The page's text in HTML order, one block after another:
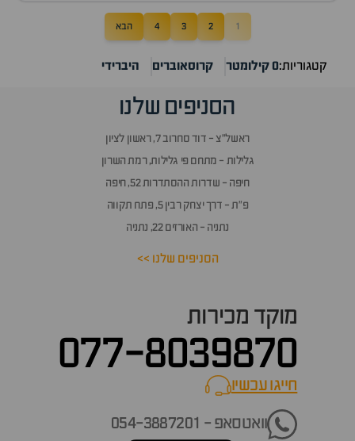
1
2
3
4 הבא
קטגוריות:0 קילומטר קרוסאוברים היברידי
הסניפים שלנו
ראשל״צ - דוד סחרוב 7, ראשון לציון
גלילות - מתחם פי גלילות, רמת השרון
חיפה - שדרות ההסתדרות 52, חיפה
פ״ת - דרך יצחק רבין 5, פתח תקווה
נתניה - האורזים 22, נתניה
הסניפים שלנו >>
מוקד מכירות
077-8039870
חייגו עכשיוcall now
וואטסאפ - 054-3887201